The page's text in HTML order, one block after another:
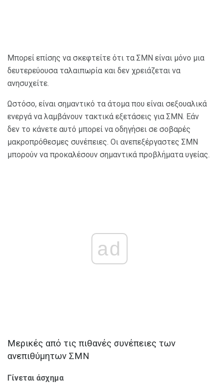
Μπορεί επίσης να σκεφτείτε ότι τα ΣΜΝ είναι μόνο μια
δευτερεύουσα ταλαιπωρία και δεν χρειάζεται να
ανησυχείτε.
Ωστόσο, είναι σημαντικό τα άτομα που είναι σεξουαλικά
ενεργά να λαμβάνουν τακτικά εξετάσεις για ΣΜΝ. Εάν
δεν το κάνετε αυτό μπορεί να οδηγήσει σε σοβαρές
μακροπρόθεσμες συνέπειες. Οι ανεπεξέργαστες ΣΜΝ
μπορούν να προκαλέσουν σημαντικά προβλήματα υγείας.
ad
Μερικές από τις πιθανές συνέπειες των
ανεπιθύμητων ΣΜΝ
Γίνεται άσχημα